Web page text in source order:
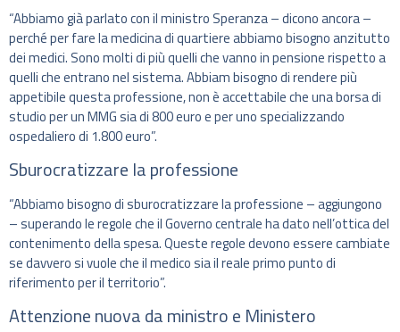
“Abbiamo già parlato con il ministro Speranza – dicono ancora –
perché per fare la medicina di quartiere abbiamo bisogno anzitutto
dei medici. Sono molti di più quelli che vanno in pensione rispetto a
quelli che entrano nel sistema. Abbiam bisogno di rendere più
appetibile questa professione, non è accettabile che una borsa di
studio per un MMG sia di 800 euro e per uno specializzando
ospedaliero di 1.800 euro”.
Sburocratizzare la professione
“Abbiamo bisogno di sburocratizzare la professione – aggiungono
– superando le regole che il Governo centrale ha dato nell’ottica del
contenimento della spesa. Queste regole devono essere cambiate
se davvero si vuole che il medico sia il reale primo punto di
riferimento per il territorio”.
Attenzione nuova da ministro e Ministero